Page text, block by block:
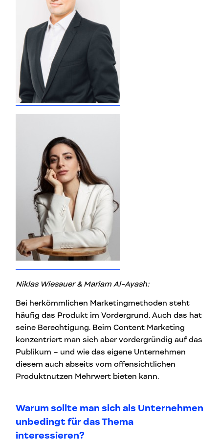
Niklas Wiesauer & Mariam Al-Ayash:
Bei herkömmlichen Marketingmethoden steht
häufig das Produkt im Vordergrund. Auch das hat
seine Berechtigung. Beim Content Marketing
konzentriert man sich aber vordergründig auf das
Publikum – und wie das eigene Unternehmen
diesem auch abseits vom offensichtlichen
Produktnutzen Mehrwert bieten kann.
Warum sollte man sich als Unternehmen
unbedingt für das Thema
interessieren?